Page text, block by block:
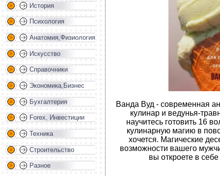
История
Психология
Анатомия,Физиология
Искусство
Справочники
Экономика,Бизнес
Бухгалтерия
Forex, Инвестиции
Техника
Строительство
Разное
Ванда Вуд - современная
кулинар и ведунья-
научитесь готовить 16
кулинарную магию в
хочется. Магические
возможности вашего
вы откроете в